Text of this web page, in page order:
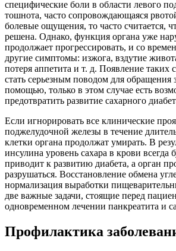
специфические боли в области левого
тошнота, часто сопровождающаяся
болевые ощущения, то часто считается,
решена. Однако, функция органа уже
продолжает прогрессировать, и со
другие симптомы: изжога, вздутие
потеря аппетита и т. д. Появление
стать серьезным поводом для обращения
помощью, только в этом случае есть
предотвратить развитие сахарного
Если игнорировать все клинические
поджелудочной железы в течение
клетки органа продолжат умирать. В
инсулина уровень сахара в крови
приводит к развитию диабета, а орган
разрушаться. Восстановление обмена
нормализация выработки
две важные задачи, стоящие перед
одновременном лечении панкреатита и
Профилактика